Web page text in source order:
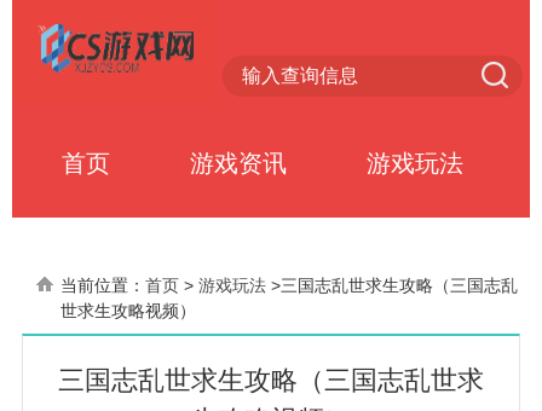
首页 游戏资讯 游戏玩法
当前位置： 首页 > 游戏玩法 >三国志乱世求生攻略（三国志乱
世求生攻略视频）
三国志乱世求生攻略（三国志乱世求